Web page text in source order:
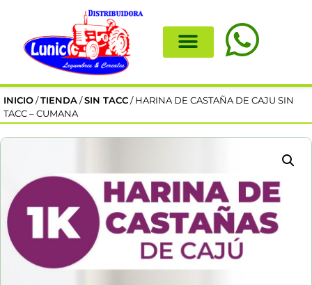
INICIO /TIENDA /SIN TACC / HARINA DE CASTAÑA DE CAJU SIN
TACC – CUMANA